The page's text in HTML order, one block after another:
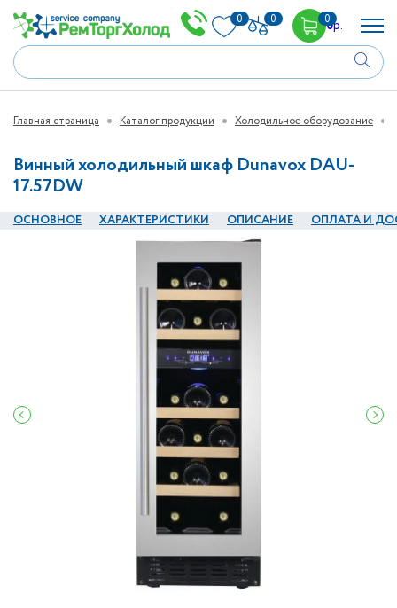
0 0 00р.
Главная страница Каталог продукции Холодильное оборудование
Винный холодильный шкаф Dunavox DAU-
17.57DW
ОСНОВНОЕ ХАРАКТЕРИСТИКИ ОПИСАНИЕ ОПЛАТА И